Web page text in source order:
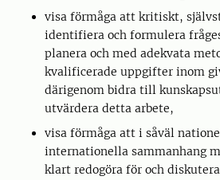
visa förmåga att kritiskt,
identifiera och formulera
planera och med adekvata
kvalificerade uppgifter inom
därigenom bidra till
utvärdera detta arbete,
visa förmåga att i såväl
internationella sammanhang
klart redogöra för och